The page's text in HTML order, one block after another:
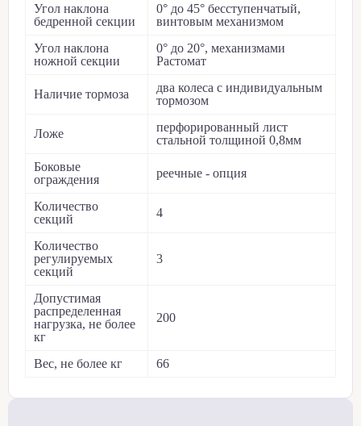
Угол наклона
бедренной секции
0° до 45° бесступенчатый,
винтовым механизмом
Угол наклона
ножной секции
0° до 20°, механизмами
Растомат
Наличие тормоза
два колеса с индивидуальным
тормозом
Ложе
перфорированный лист
стальной толщиной 0,8мм
Боковые
ограждения
реечные - опция
Количество
секций
4
Количество
регулируемых
секций
3
Допустимая
распределенная
нагрузка, не более
кг
200
Вес, не более кг 66